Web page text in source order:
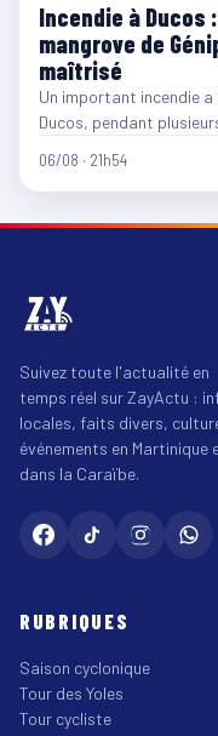
Incendie à Ducos
mangrove de
maîtrisé
Un important incendie
Ducos, pendant
06/08 · 21h54
Suivez toute l'actualité en
temps réel sur ZayActu :
locales, faits divers,
événements en Martinique
dans la Caraïbe.
RUBRIQUES
Saison cyclonique
Tour des Yoles
Tour cycliste